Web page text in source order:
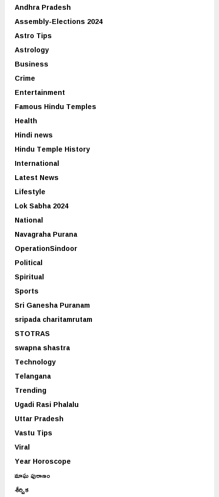
Andhra Pradesh
Assembly-Elections 2024
Astro Tips
Astrology
Business
Crime
Entertainment
Famous Hindu Temples
Health
Hindi news
Hindu Temple History
International
Latest News
Lifestyle
Lok Sabha 2024
National
Navagraha Purana
OperationSindoor
Political
Spiritual
Sports
Sri Ganesha Puranam
sripada charitamrutam
STOTRAS
swapna shastra
Technology
Telangana
Trending
Ugadi Rasi Phalalu
Uttar Pradesh
Vastu Tips
Viral
Year Horoscope
మాఘ పురాణం
శీర్షిక